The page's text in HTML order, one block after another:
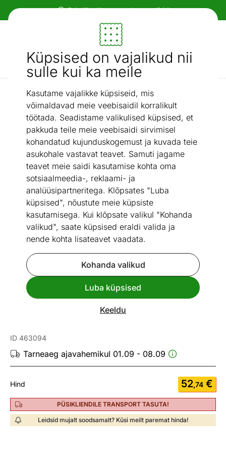
Küpsised on vajalikud nii
sulle kui ka meile
Kasutame vajalikke küpsiseid, mis
võimaldavad meie veebisaidil korralikult
töötada. Seadistame valikulised küpsised, et
pakkuda teile meie veebisaidi sirvimisel
kohandatud kujunduskogemust ja kuvada teie
asukohale vastavat teavet. Samuti jagame
teavet meie saidi kasutamise kohta oma
sotsiaalmeedia-, reklaami- ja
analüüsipartneritega. Klõpsates "Luba
küpsised", nõustute meie küpsiste
kasutamisega. Kui klõpsate valikul "Kohanda
valikud", saate küpsised eraldi valida ja
nende kohta lisateavet vaadata.
Kohanda valikud
Luba küpsised
Keeldu
Paindlikud ja mugavad makseviisid!
Mööbel ja sisustus - ON24
Otsi...
AI otsing
Kunstkiust vaibad / Vaip 80x150 cm
Go to slide 8
Vaata sarnaseid
ID 463094
Tarneaeg ajavahemikul 01.09 - 08.09
Hind 52,74 €
PÜSIKLIENDILE TRANSPORT TASUTA!
Leidsid mujalt soodsamalt? Küsi meilt paremat hinda!